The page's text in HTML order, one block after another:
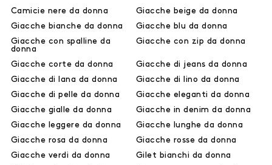
Camicie nere da donna
Giacche beige da donna
Giacche bianche da donna
Giacche blu da donna
Giacche con spalline da
donna
Giacche con zip da donna
Giacche corte da donna
Giacche di jeans da donna
Giacche di lana da donna
Giacche di lino da donna
Giacche di pelle da donna
Giacche eleganti da donna
Giacche gialle da donna
Giacche in denim da donna
Giacche leggere da donna
Giacche lunghe da donna
Giacche rosa da donna
Giacche rosse da donna
Giacche verdi da donna
Gilet bianchi da donna